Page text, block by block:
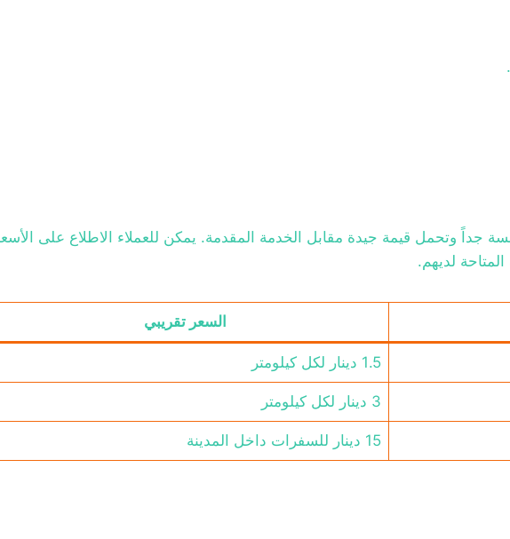
جداً وتحمل قيمة جيدة مقابل الخدمة المقدمة. يمكن للعملاء الاطلاع على
لديهم.
السعر تقريبي
1.5 دينار لكل كيلومتر
3 دينار لكل كيلومتر
15 دينار للسفرات داخل المدينة